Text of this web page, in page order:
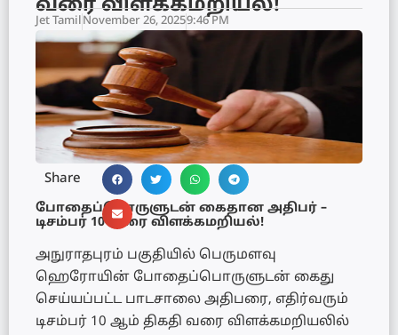
வரை விளக்கமறியல்!
Jet TamilNovember 26, 20259:46 PM
Share
போதைப்பொருளுடன் கைதான அதிபர் –
டிசம்பர் 10 வரை விளக்கமறியல்!
அநுராதபுரம் பகுதியில் பெருமளவு
ஹெரோயின் போதைப்பொருளுடன் கைது
செய்யப்பட்ட பாடசாலை அதிபரை, எதிர்வரும்
டிசம்பர் 10 ஆம் திகதி வரை விளக்கமறியலில்